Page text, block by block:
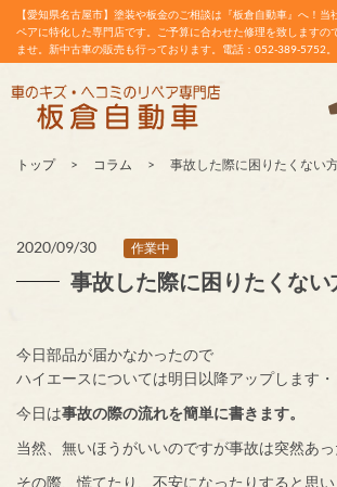
【愛知県名古屋市】塗装や板金のご相談は『板倉自動車』へ！当
ペアに特化した専門店です。ご予算に合わせた修理を致しますの
ませ。新中古車の販売も行っております。電話：052-389-5752
トップ コラム 事故した際に困りたくない
2020/09/30 作業中
事故した際に困りたくない
今日部品が届かなかったので
ハイエースについては明日以降アップします・
今日は事故の際の流れを簡単に書きます。
当然、無いほうがいいのですが事故は突然あ
その際、慌てたり、不安になったりすると思